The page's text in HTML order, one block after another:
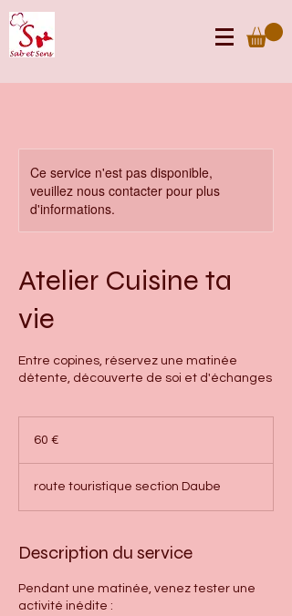
Ce service n'est pas disponible,
veuillez nous contacter pour plus
d'informations.
Atelier Cuisine ta
vie
Entre copines, réservez une matinée
détente, découverte de soi et d'échanges
60 €
route touristique section Daube
Description du service
Pendant une matinée, venez tester une
activité inédite :